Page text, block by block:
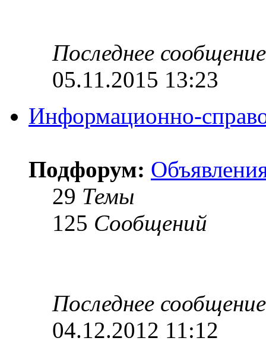
Последнее сообщение
05.11.2015 13:23
Информационно-
Подфорум:
29 Темы
125 Сообщений
Последнее сообщение
04.12.2012 11:12